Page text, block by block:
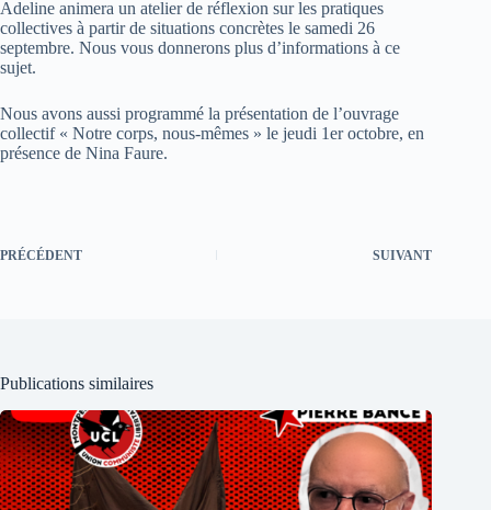
Adeline animera un atelier de réflexion sur les pratiques
collectives à partir de situations concrètes le samedi 26
septembre. Nous vous donnerons plus d’informations à ce
sujet.
Nous avons aussi programmé la présentation de l’ouvrage
collectif « Notre corps, nous-mêmes » le jeudi 1er octobre, en
présence de Nina Faure.
PRÉCÉDENT SUIVANT
Publications similaires